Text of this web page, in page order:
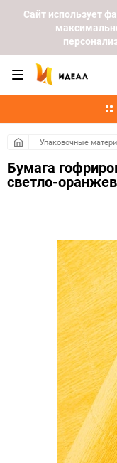
Cайт использует
Упаковочные
Бумага
светло-